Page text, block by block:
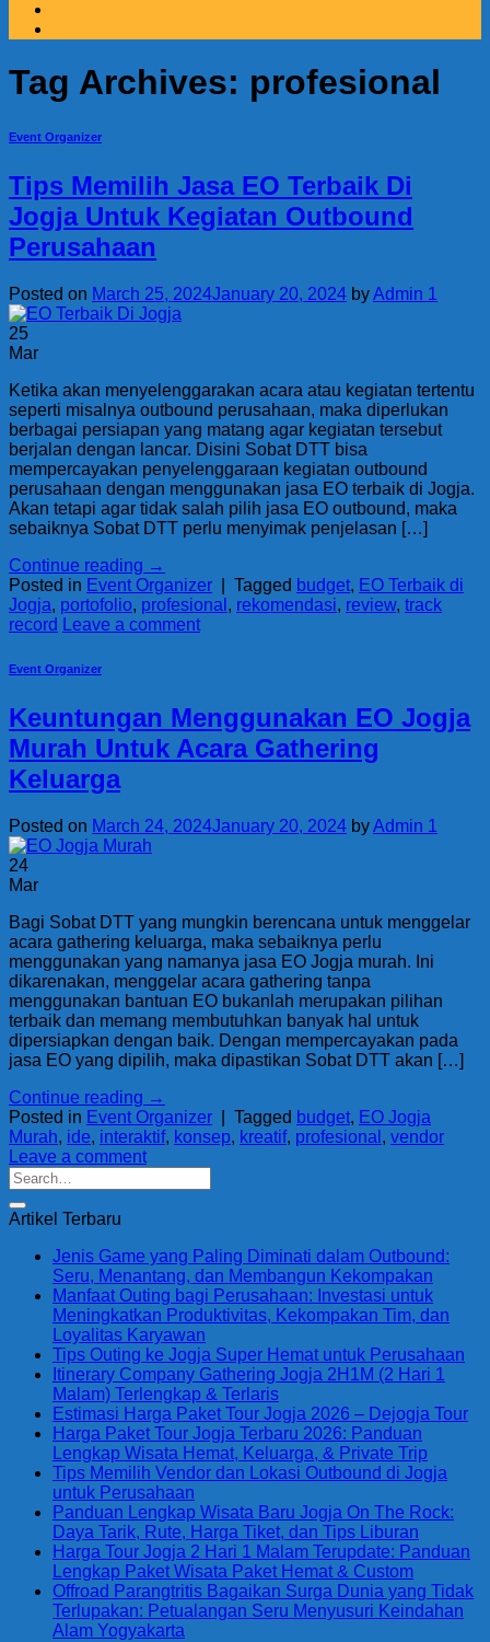
Tag Archives: profesional
Event Organizer
Tips Memilih Jasa EO Terbaik Di
Jogja Untuk Kegiatan Outbound
Perusahaan
Posted on March 25, 2024January 20, 2024 byAdmin 1
25
Mar
Ketika akan menyelenggarakan acara atau kegiatan tertentu
seperti misalnya outbound perusahaan, maka diperlukan
berbagai persiapan yang matang agar kegiatan tersebut
berjalan dengan lancar. Disini Sobat DTT bisa
mempercayakan penyelenggaraan kegiatan outbound
perusahaan dengan menggunakan jasa EO terbaik di Jogja.
Akan tetapi agar tidak salah pilih jasa EO outbound, maka
sebaiknya Sobat DTT perlu menyimak penjelasan […]
Continue reading →
Posted in Event Organizer Tagged budget, EO Terbaik di
Jogja, portofolio, profesional , rekomendasi, review, track
record Leave a comment
Event Organizer
Keuntungan Menggunakan EO Jogja
Murah Untuk Acara Gathering
Keluarga
Posted on March 24, 2024January 20, 2024 byAdmin 1
24
Mar
Bagi Sobat DTT yang mungkin berencana untuk menggelar
acara gathering keluarga, maka sebaiknya perlu
menggunakan yang namanya jasa EO Jogja murah. Ini
dikarenakan, menggelar acara gathering tanpa
menggunakan bantuan EO bukanlah merupakan pilihan
terbaik dan memang membutuhkan banyak hal untuk
dipersiapkan dengan baik. Dengan mempercayakan pada
jasa EO yang dipilih, maka dipastikan Sobat DTT akan […]
Continue reading →
Posted in Event Organizer Tagged budget, EO Jogja
Murah, ide, interaktif, konsep, kreatif, profesional , vendor
Leave a comment
Artikel Terbaru
Jenis Game yang Paling Diminati dalam Outbound:
Seru, Menantang, dan Membangun Kekompakan
Manfaat Outing bagi Perusahaan: Investasi untuk
Meningkatkan Produktivitas, Kekompakan Tim, dan
Loyalitas Karyawan
Tips Outing ke Jogja Super Hemat untuk Perusahaan
Itinerary Company Gathering Jogja 2H1M (2 Hari 1
Malam) Terlengkap & Terlaris
Estimasi Harga Paket Tour Jogja 2026 – Dejogja Tour
Harga Paket Tour Jogja Terbaru 2026: Panduan
Lengkap Wisata Hemat, Keluarga, & Private Trip
Tips Memilih Vendor dan Lokasi Outbound di Jogja
untuk Perusahaan
Panduan Lengkap Wisata Baru Jogja On The Rock:
Daya Tarik, Rute, Harga Tiket, dan Tips Liburan
Harga Tour Jogja 2 Hari 1 Malam Terupdate: Panduan
Lengkap Paket Wisata Paket Hemat & Custom
Offroad Parangtritis Bagaikan Surga Dunia yang Tidak
Terlupakan: Petualangan Seru Menyusuri Keindahan
Alam Yogyakarta